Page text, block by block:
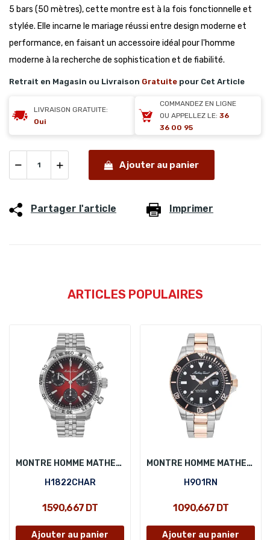
5 bars (50 mètres), cette montre est à la fois fonctionnelle et
stylée. Elle incarne le mariage réussi entre design moderne et
performance, en faisant un accessoire idéal pour l'homme
moderne à la recherche de sophistication et de fiabilité.
Retrait en Magasin ou Livraison Gratuite pour Cet Article
LIVRAISON GRATUITE:
Oui
COMMANDEZ EN LIGNE
OU APPELLEZ LE: 36
36 00 95
Ajouter au panier
Partager l'article Imprimer
ARTICLES POPULAIRES
MONTRE HOMME MATHEY-TISSOT H1822CHAR
H1822CHAR
1 590,667 DT
Ajouter au panier
MONTRE HOMME MATHEY-TISSOT H901RN
H901RN
1 090,667 DT
Ajouter au panier